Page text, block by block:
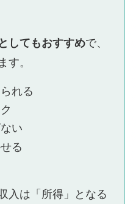
してもおすすめで、
す。
れる
い
る
入は「所得」となる